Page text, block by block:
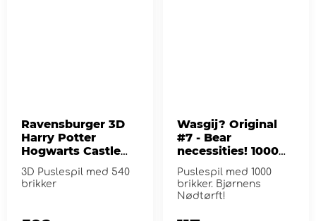
Ravensburger 3D
Harry Potter
Hogwarts Castle
540 Brikker
3D Puslespil med 540
brikker
Wasgij? Original
#7 - Bear
necessities! 1000
Puslespil med 1000
brikker. Bjørnens
Nødtørft!